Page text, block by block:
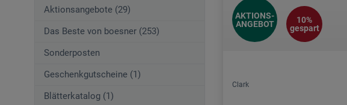
Aktionsangebote (29)
Das Beste von boesner (253)
Sonderposten
Geschenkgutscheine (1)
Blätterkatalog (1)
AKTIONS-
ANGEBOT
10%
gespart
Clark